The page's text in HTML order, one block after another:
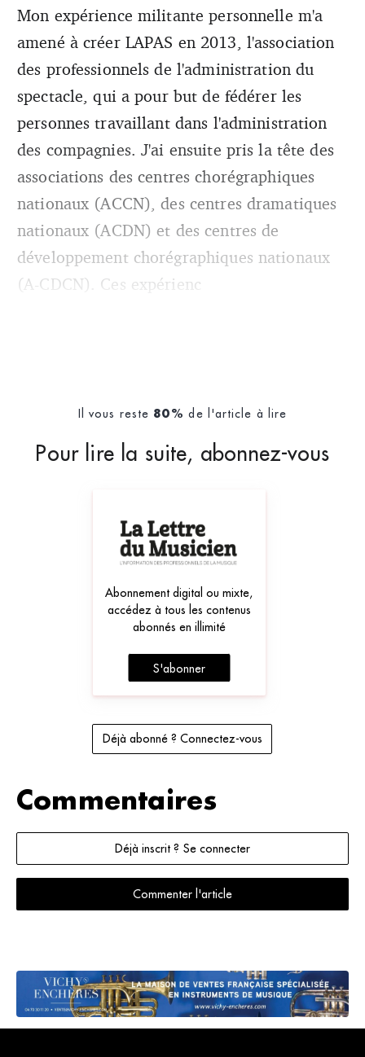
Mon expérience militante personnelle m'a
amené à créer LAPAS en 2013, l'association
des professionnels de l'administration du
spectacle, qui a pour but de fédérer les
personnes travaillant dans l'administration
des compagnies. J'ai ensuite pris la tête des
associations des centres chorégraphiques
nationaux (ACCN), des centres dramatiques
nationaux (ACDN) et des centres de
développement chorégraphiques nationaux
(A-CDCN). Ces expérienc
Il vous reste 80% de l'article à lire
Pour lire la suite, abonnez-vous
Abonnement digital ou mixte,
accédez à tous les contenus
abonnés en illimité
S'abonner
Déjà abonné ? Connectez-vous
Commentaires
Déjà inscrit ? Se connecter
Commenter l'article